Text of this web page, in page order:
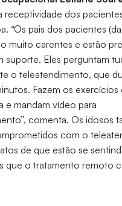
receptividade dos
“Os pais dos pacientes
muito carentes e estão
suporte. Eles perguntam
o teleatendimento, que
Fazem os exercícios
e mandam vídeo para
comenta. Os idosos
com o
de que estão se
que o tratamento remoto